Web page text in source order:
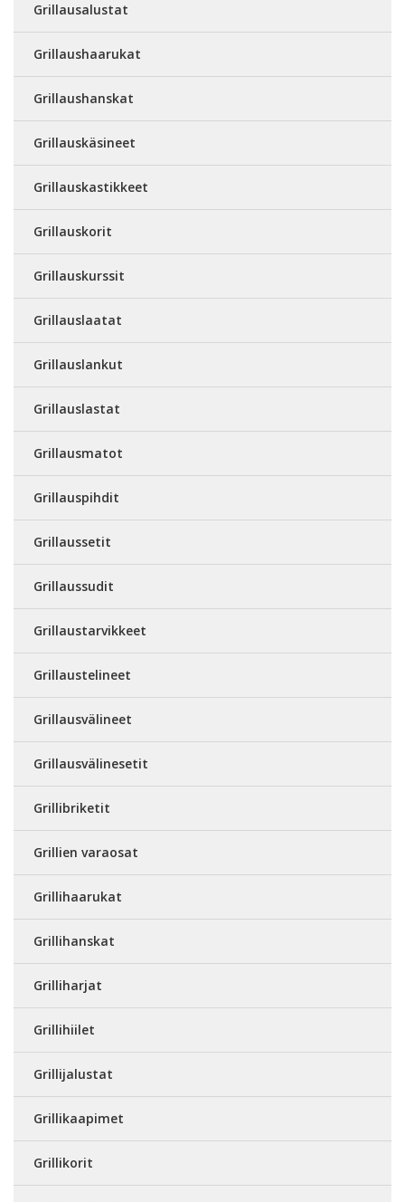
Grillausalustat
Grillaushaarukat
Grillaushanskat
Grillauskäsineet
Grillauskastikkeet
Grillauskorit
Grillauskurssit
Grillauslaatat
Grillauslankut
Grillauslastat
Grillausmatot
Grillauspihdit
Grillaussetit
Grillaussudit
Grillaustarvikkeet
Grillaustelineet
Grillausvälineet
Grillausvälinesetit
Grillibriketit
Grillien varaosat
Grillihaarukat
Grillihanskat
Grilliharjat
Grillihiilet
Grillijalustat
Grillikaapimet
Grillikorit